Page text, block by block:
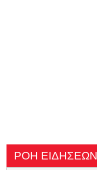
ΡΟΗ ΕΙΔΗΣΕΩΝ